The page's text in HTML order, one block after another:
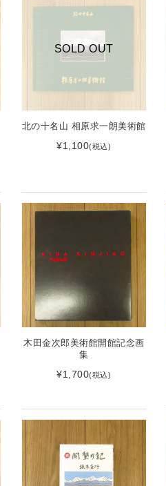
SOLD OUT
北の十名山 相原求一朗美術館
¥1,100(税込)
木田金次郎美術館開館記念画
集
¥1,700(税込)